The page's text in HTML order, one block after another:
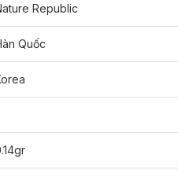
dược giúp làm mềm và dưỡng
Republic
Quốc